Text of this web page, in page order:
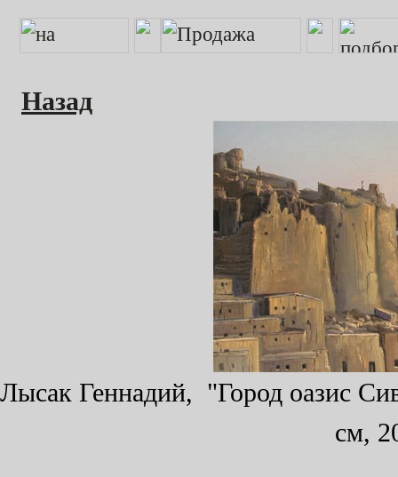
Назад
Лысак Геннадий, "Город оазис
см,